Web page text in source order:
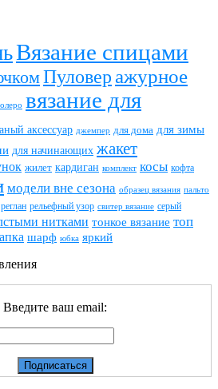
Вязание спицами
Пуловер ажурное
вязание для
аксессуар джемпер для дома для зимы
для начинающих жакет
жилет кардиган комплект косы кофта
модели вне сезона образец вязания пальто
реглан рельефный узор свитер вязание серый
нитками тонкое вязание топ
шарф юбка яркий
Введите ваш email: